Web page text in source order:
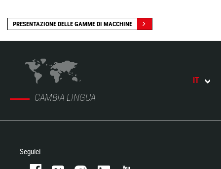
PRESENTAZIONE DELLE GAMME DI MACCHINE
CAMBIA LINGUA
IT
Seguici